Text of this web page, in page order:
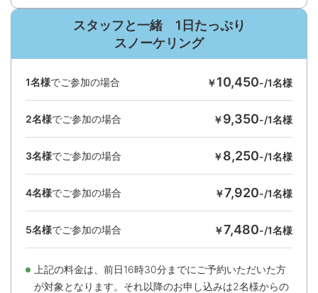
スタッフと一緒 1日たっぷり
スノーケリング
1名様でご参加の場合 ￥10,450-/1名様
2名様でご参加の場合 ￥9,350-/1名様
3名様でご参加の場合 ￥8,250-/1名様
4名様でご参加の場合 ￥7,920-/1名様
5名様でご参加の場合 ￥7,480-/1名様
上記の料⾦は、前⽇16時30分までにご予約いただいた⽅
が対象となります。それ以降のお申し込みは2名様からの